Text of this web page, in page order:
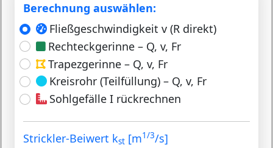
Berechnung auswählen:
Fließgeschwindigkeit v (R direkt)
Rechteckgerinne – Q, v, Fr
Trapezgerinne – Q, v, Fr
Kreisrohr (Teilfüllung) – Q, v, Fr
Sohlgefälle I rückrechnen
Strickler-Beiwert kst [m1/3/s]